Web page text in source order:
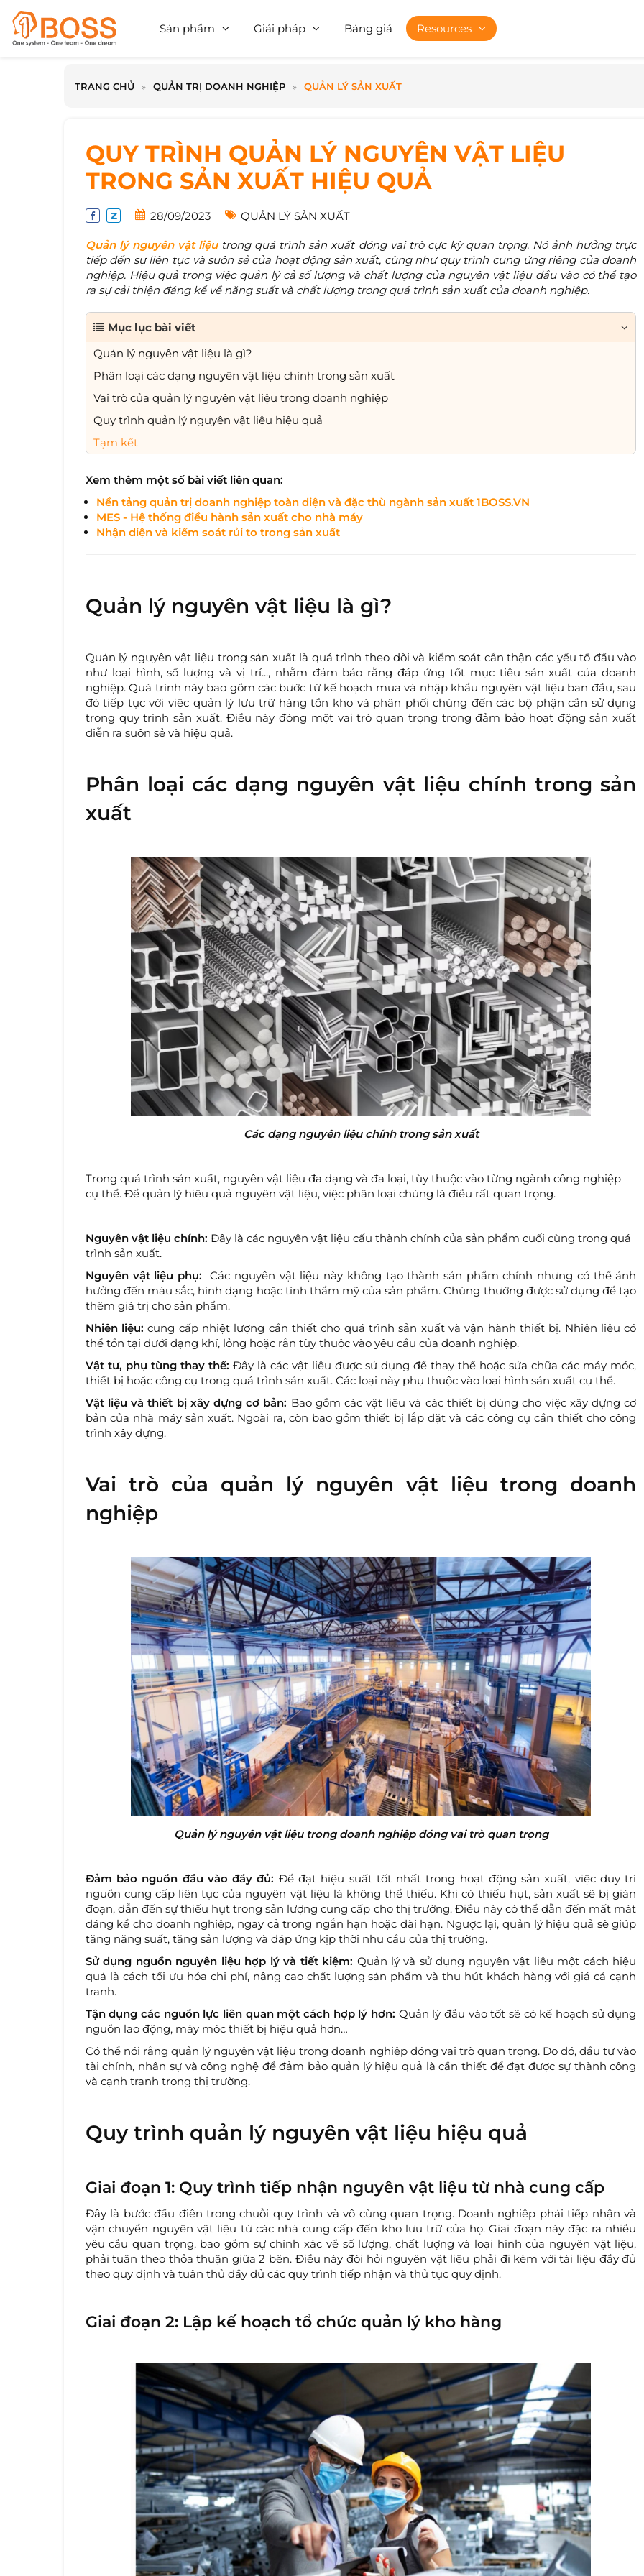
Sản phẩm Giải pháp Bảng giá Resources
TRANG CHỦ QUẢN TRỊ DOANH NGHIỆP QUẢN LÝ SẢN XUẤT
QUY TRÌNH QUẢN LÝ NGUYÊN VẬT LIỆU
TRONG SẢN XUẤT HIỆU QUẢ
28/09/2023 QUẢN LÝ SẢN XUẤT
Quản lý nguyên vật liệu trong quá trình sản xuất đóng vai trò cực kỳ quan trọng. Nó ảnh hưởng trực
tiếp đến sự liên tục và suôn sẻ của hoạt động sản xuất, cũng như quy trình cung ứng riêng của doanh
nghiệp. Hiệu quả trong việc quản lý cả số lượng và chất lượng của nguyên vật liệu đầu vào có thể tạo
ra sự cải thiện đáng kể về năng suất và chất lượng trong quá trình sản xuất của doanh nghiệp.
Mục lục bài viết
Quản lý nguyên vật liệu là gì?
Phân loại các dạng nguyên vật liệu chính trong sản xuất
Vai trò của quản lý nguyên vật liệu trong doanh nghiệp
Quy trình quản lý nguyên vật liệu hiệu quả
Tạm kết
Xem thêm một số bài viết liên quan:
Nền tảng quản trị doanh nghiệp toàn diện và đặc thù ngành sản xuất 1BOSS.VN
MES - Hệ thống điều hành sản xuất cho nhà máy
Nhận diện và kiếm soát rủi to trong sản xuất
Quản lý nguyên vật liệu là gì?
Quản lý nguyên vật liệu trong sản xuất là quá trình theo dõi và kiểm soát cẩn thận các yếu tố đầu vào
như loại hình, số lượng và vị trí..., nhằm đảm bảo rằng đáp ứng tốt mục tiêu sản xuất của doanh
nghiệp. Quá trình này bao gồm các bước từ kế hoạch mua và nhập khẩu nguyên vật liệu ban đầu, sau
đó tiếp tục với việc quản lý lưu trữ hàng tồn kho và phân phối chúng đến các bộ phận cần sử dụng
trong quy trình sản xuất. Điều này đóng một vai trò quan trọng trong đảm bảo hoạt động sản xuất
diễn ra suôn sẻ và hiệu quả.
Phân loại các dạng nguyên vật liệu chính trong sản
xuất
Các dạng nguyên liệu chính trong sản xuất
Trong quá trình sản xuất, nguyên vật liệu đa dạng và đa loại, tùy thuộc vào từng ngành công nghiệp
cụ thể. Để quản lý hiệu quả nguyên vật liệu, việc phân loại chúng là điều rất quan trọng.
Nguyên vật liệu chính: Đây là các nguyên vật liệu cấu thành chính của sản phẩm cuối cùng trong quá
trình sản xuất.
Nguyên vật liệu phụ: Các nguyên vật liệu này không tạo thành sản phẩm chính nhưng có thể ảnh
hưởng đến màu sắc, hình dạng hoặc tính thẩm mỹ của sản phẩm. Chúng thường được sử dụng để tạo
thêm giá trị cho sản phẩm.
Nhiên liệu: cung cấp nhiệt lượng cần thiết cho quá trình sản xuất và vận hành thiết bị. Nhiên liệu có
thể tồn tại dưới dạng khí, lỏng hoặc rắn tùy thuộc vào yêu cầu của doanh nghiệp.
Vật tư, phụ tùng thay thế: Đây là các vật liệu được sử dụng để thay thế hoặc sửa chữa các máy móc,
thiết bị hoặc công cụ trong quá trình sản xuất. Các loại này phụ thuộc vào loại hình sản xuất cụ thể.
Vật liệu và thiết bị xây dựng cơ bản: Bao gồm các vật liệu và các thiết bị dùng cho việc xây dựng cơ
bản của nhà máy sản xuất. Ngoài ra, còn bao gồm thiết bị lắp đặt và các công cụ cần thiết cho công
trình xây dựng.
Vai trò của quản lý nguyên vật liệu trong doanh
nghiệp
Quản lý nguyên vật liệu trong doanh nghiệp đóng vai trò quan trọng
Đảm bảo nguồn đầu vào đầy đủ: Để đạt hiệu suất tốt nhất trong hoạt động sản xuất, việc duy trì
nguồn cung cấp liên tục của nguyên vật liệu là không thể thiếu. Khi có thiếu hụt, sản xuất sẽ bị gián
đoạn, dẫn đến sự thiếu hụt trong sản lượng cung cấp cho thị trường. Điều này có thể dẫn đến mất mát
đáng kể cho doanh nghiệp, ngay cả trong ngắn hạn hoặc dài hạn. Ngược lại, quản lý hiệu quả sẽ giúp
tăng năng suất, tăng sản lượng và đáp ứng kịp thời nhu cầu của thị trường.
Sử dụng nguồn nguyên liệu hợp lý và tiết kiệm: Quản lý và sử dụng nguyên vật liệu một cách hiệu
quả là cách tối ưu hóa chi phí, nâng cao chất lượng sản phẩm và thu hút khách hàng với giá cả cạnh
tranh.
Tận dụng các nguồn lực liên quan một cách hợp lý hơn: Quản lý đầu vào tốt sẽ có kế hoạch sử dụng
nguồn lao động, máy móc thiết bị hiệu quả hơn…
Có thể nói rằng quản lý nguyên vật liệu trong doanh nghiệp đóng vai trò quan trọng. Do đó, đầu tư vào
tài chính, nhân sự và công nghệ để đảm bảo quản lý hiệu quả là cần thiết để đạt được sự thành công
và cạnh tranh trong thị trường.
Quy trình quản lý nguyên vật liệu hiệu quả
Giai đoạn 1: Quy trình tiếp nhận nguyên vật liệu từ nhà cung cấp
Đây là bước đầu điên trong chuỗi quy trình và vô cùng quan trọng. Doanh nghiệp phải tiếp nhận và
vận chuyển nguyên vật liệu từ các nhà cung cấp đến kho lưu trữ của họ. Giai đoạn này đặc ra nhiều
yêu cầu quan trọng, bao gồm sự chính xác về số lượng, chất lượng và loại hình của nguyên vật liệu,
phải tuân theo thỏa thuận giữa 2 bên. Điều này đòi hỏi nguyên vật liệu phải đi kèm với tài liệu đầy đủ
theo quy định và tuân thủ đầy đủ các quy trình tiếp nhận và thủ tục quy định.
Giai đoạn 2: Lập kế hoạch tổ chức quản lý kho hàng